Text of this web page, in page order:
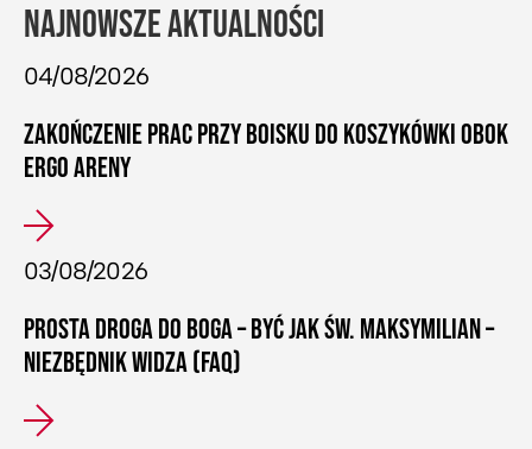
NAJNOWSZE AKTUALNOŚCI
04/08/2026
ZAKOŃCZENIE PRAC PRZY BOISKU DO KOSZYKÓWKI OBOK
ERGO ARENY
03/08/2026
PROSTA DROGA DO BOGA – BYĆ JAK ŚW. MAKSYMILIAN –
NIEZBĘDNIK WIDZA (FAQ)